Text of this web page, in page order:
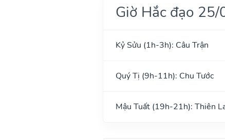
Giờ Hắc đạo
Kỷ Sửu (1h-3h): Câu Trận
Quý Tị (9h-11h): Chu Tước
Mậu Tuất (19h-21h): Thiên